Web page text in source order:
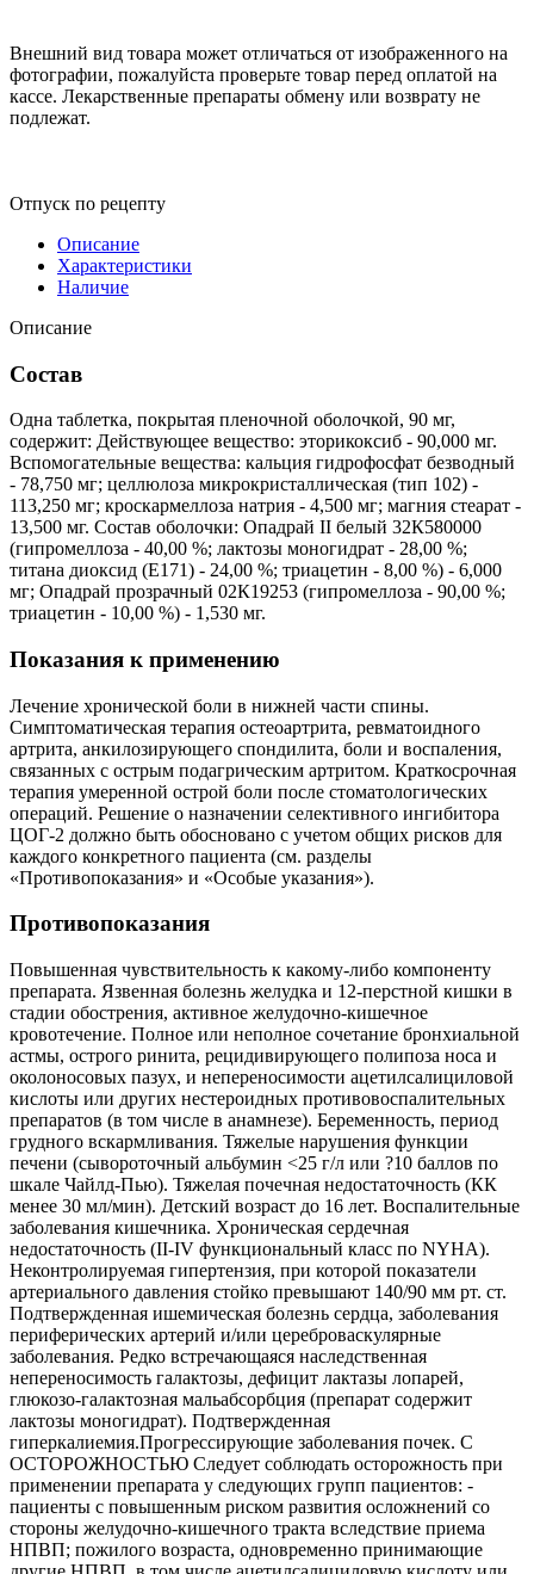
Внешний вид товара может отличаться от изображенного на
фотографии, пожалуйста проверьте товар перед оплатой на
кассе. Лекарственные препараты обмену или возврату не
подлежат.
Отпуск по рецепту
Описание
Характеристики
Наличие
Описание
Состав
Одна таблетка, покрытая пленочной оболочкой, 90 мг,
содержит: Действующее вещество: эторикоксиб - 90,000 мг.
Вспомогательные вещества: кальция гидрофосфат безводный
- 78,750 мг; целлюлоза микрокристаллическая (тип 102) -
113,250 мг; кроскармеллоза натрия - 4,500 мг; магния стеарат -
13,500 мг. Состав оболочки: Опадрай II белый 32К580000
(гипромеллоза - 40,00 %; лактозы моногидрат - 28,00 %;
титана диоксид (Е171) - 24,00 %; триацетин - 8,00 %) - 6,000
мг; Опадрай прозрачный 02К19253 (гипромеллоза - 90,00 %;
триацетин - 10,00 %) - 1,530 мг.
Показания к применению
Лечение хронической боли в нижней части спины.
Симптоматическая терапия остеоартрита, ревматоидного
артрита, анкилозирующего спондилита, боли и воспаления,
связанных с острым подагрическим артритом. Краткосрочная
терапия умеренной острой боли после стоматологических
операций. Решение о назначении селективного ингибитора
ЦОГ-2 должно быть обосновано с учетом общих рисков для
каждого конкретного пациента (см. разделы
«Противопоказания» и «Особые указания»).
Противопоказания
Повышенная чувствительность к какому-либо компоненту
препарата. Язвенная болезнь желудка и 12-перстной кишки в
стадии обострения, активное желудочно-кишечное
кровотечение. Полное или неполное сочетание бронхиальной
астмы, острого ринита, рецидивирующего полипоза носа и
околоносовых пазух, и непереносимости ацетилсалициловой
кислоты или других нестероидных противовоспалительных
препаратов (в том числе в анамнезе). Беременность, период
грудного вскармливания. Тяжелые нарушения функции
печени (сывороточный альбумин <25 г/л или ?10 баллов по
шкале Чайлд-Пью). Тяжелая почечная недостаточность (КК
менее 30 мл/мин). Детский возраст до 16 лет. Воспалительные
заболевания кишечника. Хроническая сердечная
недостаточность (II-IV функциональный класс по NYHA).
Неконтролируемая гипертензия, при которой показатели
артериального давления стойко превышают 140/90 мм рт. ст.
Подтвержденная ишемическая болезнь сердца, заболевания
периферических артерий и/или цереброваскулярные
заболевания. Редко встречающаяся наследственная
непереносимость галактозы, дефицит лактазы лопарей,
глюкозо-галактозная мальабсорбция (препарат содержит
лактозы моногидрат). Подтвержденная
гиперкалиемия.Прогрессирующие заболевания почек. С
ОСТОРОЖНОСТЬЮ Следует соблюдать осторожность при
применении препарата у следующих групп пациентов: -
пациенты с повышенным риском развития осложнений со
стороны желудочно-кишечного тракта вследствие приема
НПВП; пожилого возраста, одновременно принимающие